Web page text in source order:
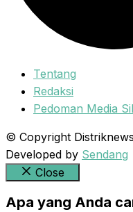
Tentang
Redaksi
Pedoman Media
© Copyright
Developed by Sendang
Close
Apa yang Anda